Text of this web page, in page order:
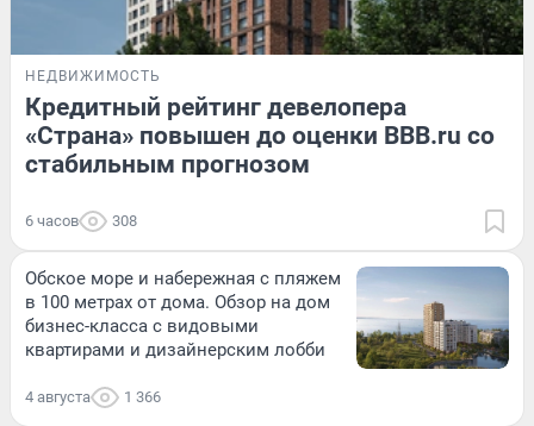
НЕДВИЖИМОСТЬ
Кредитный рейтинг девелопера
«Страна» повышен до оценки BBB.ru со
стабильным прогнозом
6 часов 308
Обское море и набережная с пляжем
в 100 метрах от дома. Обзор на дом
бизнес-класса с видовыми
квартирами и дизайнерским лобби
4 августа 1 366